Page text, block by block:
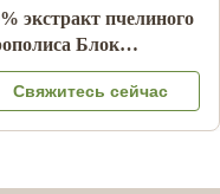
экстракт пчелиного
Блок
продукты для
Свяжитесь сейчас